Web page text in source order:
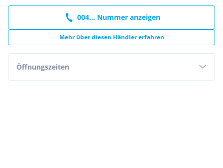
004... Nummer anzeigen
Mehr über diesen Händler erfahren
Öffnungszeiten